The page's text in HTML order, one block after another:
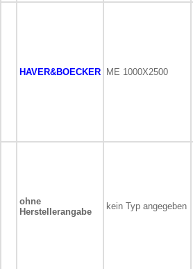
HAVER&BOECKER ME 1000X2500
ohne
Herstellerangabe
kein Typ angegeben